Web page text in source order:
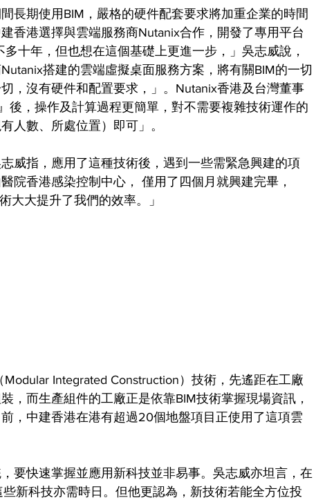
長期使用BIM，嚴格的硬件配套要求將加重企業的時間
香港選擇與雲端服務商Nutanix合作，開發了專用平台
十年，但也想在這個基礎上更進一步，」吳志威說，
搭建的雲端虛擬桌面服務方案，將有關BIM的一切
，沒有硬件和配置要求，」。Nutanix香港及台灣董事
後，操作及計算過程更簡單，對不需要複雜技術運作的
人數、所處位置）即可」。
威指，應用了這種技術後，遇到一些需緊急興建的項
院香港感染控制中心， 僅用了四個月就興建完畢，
大大提升了我們的效率。」
Integrated Construction）技術，先遙距在工廠
，而生產組件的工廠正是依靠BIM技術掌握現場資訊，
，中建香港在港有超過20個地盤項目正使用了這項雲
要快速掌握並應用新科技並非易事。吳志威亦坦言，在
新科技亦需時日。但他更認為，新技術若能全方位投